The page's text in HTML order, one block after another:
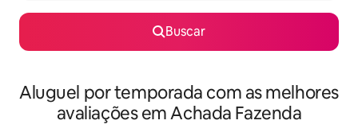
Buscar
Aluguel por temporada com as melhores
avaliações em Achada Fazenda